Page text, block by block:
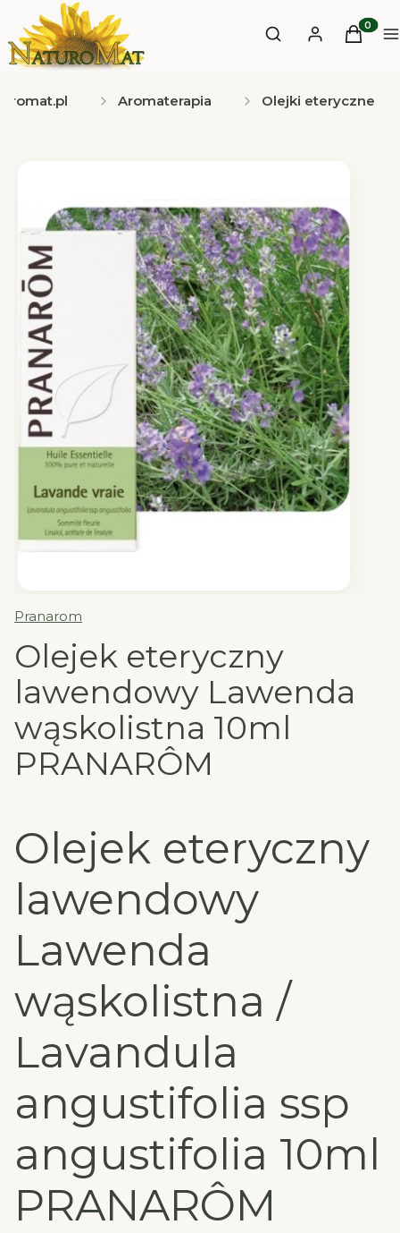
Otwórz
Szukaj Zaloguj sięKoszyk
Aromaterapia Olejki eteryczne
Pranarom
Olejek eteryczny
lawendowy Lawenda
wąskolistna 10ml
PRANARÔM
Olejek eteryczny
lawendowy
Lawenda
wąskolistna /
Lavandula
angustifolia ssp
angustifolia 10ml
PRANARÔM